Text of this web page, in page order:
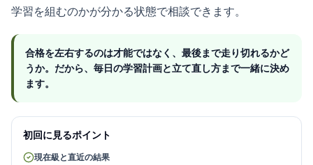
学習を組むのかが分かる状態で相談できます。
合格を左右するのは才能ではなく、最後まで走り切れるかど
うか。だから、毎日の学習計画と立て直し方まで一緒に決め
ます。
初回に見るポイント
現在級と直近の結果